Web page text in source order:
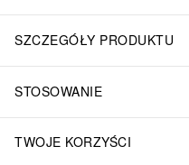
SZCZEGÓŁY PRODUKTU
STOSOWANIE
TWOJE KORZYŚCI